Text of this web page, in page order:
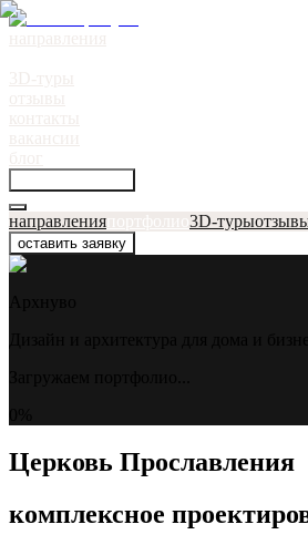
направления 3D-туры
оставить заявку
Церковь Прославления
комплексное